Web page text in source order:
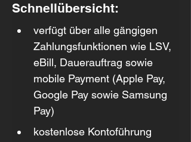
Schnellübersicht:
verfügt über alle gängigen
Zahlungsfunktionen wie LSV,
eBill, Dauerauftrag sowie
mobile Payment (Apple Pay,
Google Pay sowie Samsung
Pay)
kostenlose Kontoführung